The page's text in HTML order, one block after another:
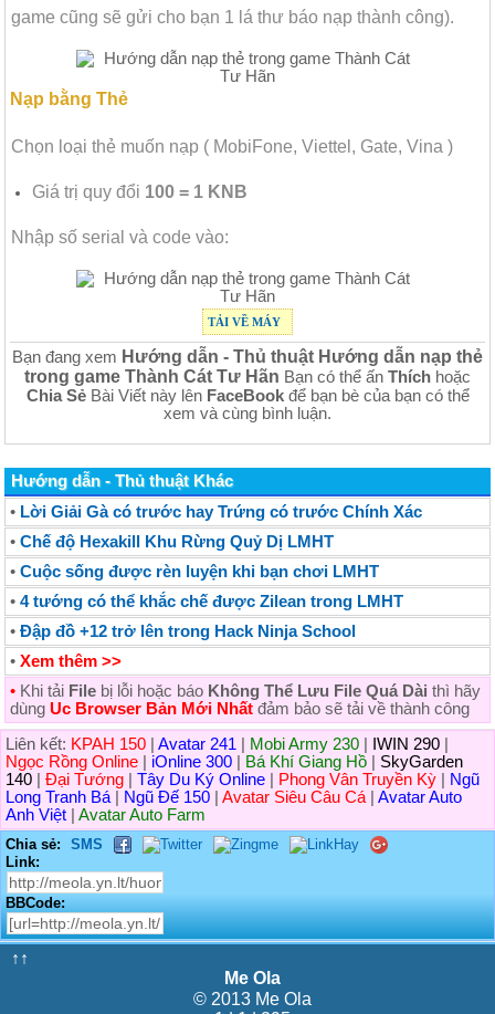
game cũng sẽ gửi cho bạn 1 lá thư báo nạp thành công).
Nạp bằng Thẻ
Chọn loại thẻ muốn nạp ( MobiFone, Viettel, Gate, Vina )
Giá trị quy đổi 100 = 1 KNB
Nhập số serial và code vào:
TẢI VỀ MÁY
Bạn đang xem Hướng dẫn - Thủ thuật Hướng dẫn nạp thẻ
trong game Thành Cát Tư Hãn Bạn có thể ấn Thích hoặc
Chia SẻBài Viết này lên FaceBookđể bạn bè của bạn có thể
xem và cùng bình luận.
Hướng dẫn - Thủ thuật Khác
• Lời Giải Gà có trước hay Trứng có trước Chính Xác
• Chế độ Hexakill Khu Rừng Quỷ Dị LMHT
• Cuộc sống được rèn luyện khi bạn chơi LMHT
• 4 tướng có thể khắc chế được Zilean trong LMHT
• Đập đồ +12 trở lên trong Hack Ninja School
• Xem thêm >>
• Khi tải File bị lỗi hoặc báo Không Thể Lưu File Quá Dài thì hãy
dùng Uc Browser Bản Mới Nhất đảm bảo sẽ tải về thành công
Liên kết: KPAH 150 Avatar 241 Mobi Army 230 IWIN 290
Ngọc Rồng Online
iOnline 300 Bá Khí Giang Hồ
SkyGarden
140
Đại Tướng Tây Du Ký Online Phong Vân Truyền Kỳ
Ngũ
Long Tranh Bá
Ngũ Đế 150 Avatar Siêu Câu Cá
Avatar Auto
Anh Việt
Avatar Auto Farm
Chia sẻ:
SMS
Link:
BBCode:
↑↑
Me Ola
© 2013 Me Ola